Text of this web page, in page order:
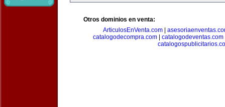
Otros dominios en venta:
ArticulosEnVenta.com|
catalogodecompra.com| catalogodeventas.com